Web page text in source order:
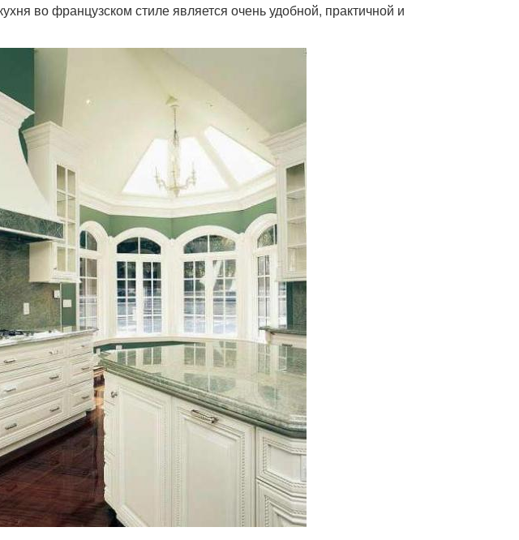
во французском стиле является очень удобной, практичной и